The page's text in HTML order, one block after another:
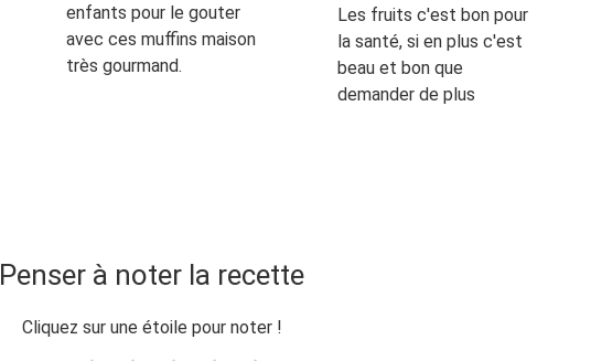
enfants pour le gouter
avec ces muffins maison
très gourmand.
Les fruits c'est bon pour
la santé, si en plus c'est
beau et bon que
demander de plus
Penser à noter la recette
Cliquez sur une étoile pour noter !